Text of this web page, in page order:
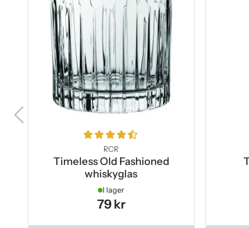
RCR
Timeless Old Fashioned
whiskyglas
I lager
79 kr